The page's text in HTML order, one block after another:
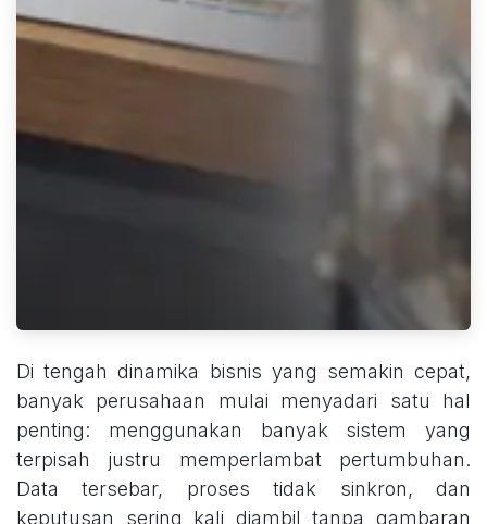
Di tengah dinamika bisnis yang semakin cepat,
banyak perusahaan mulai menyadari satu hal
penting: menggunakan banyak sistem yang
terpisah justru memperlambat pertumbuhan.
Data tersebar, proses tidak sinkron, dan
keputusan sering kali diambil tanpa gambaran